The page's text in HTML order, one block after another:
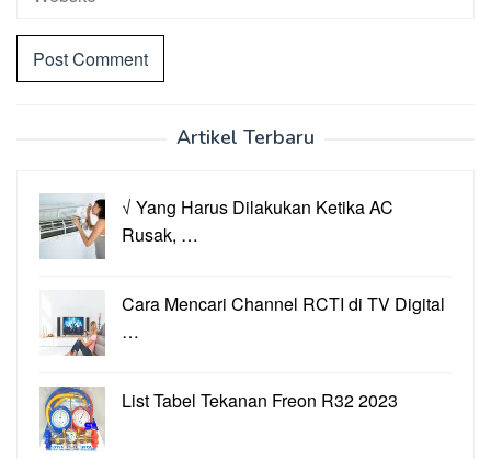
Artikel Terbaru
√ Yang Harus Dilakukan Ketika AC
Rusak, …
Cara Mencari Channel RCTI di TV Digital
…
List Tabel Tekanan Freon R32 2023